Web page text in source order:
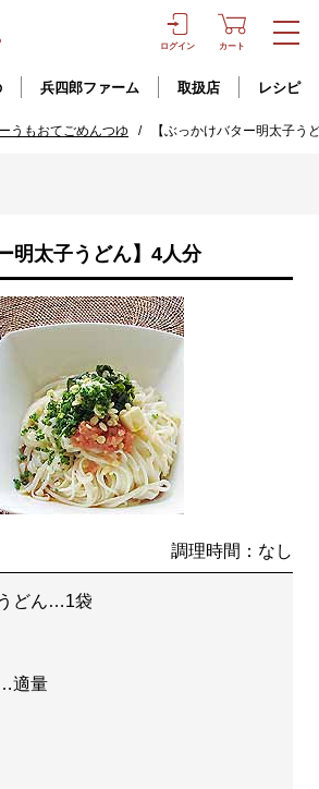
ログイン カート
兵四郎ファーム 取扱店 レシピ
うもおてごめんつゆ / 【ぶっかけバター明太子う
明太子うどん】4人分
調理時間：なし
どん…1袋
適量